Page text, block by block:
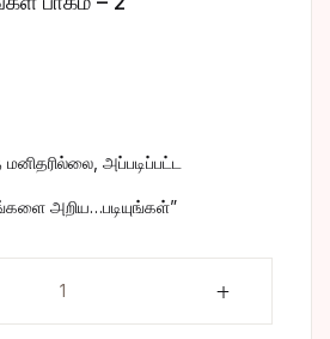
வணிகம் &
அப்படிப்பட்ட
அறிய…படியுங்கள்”